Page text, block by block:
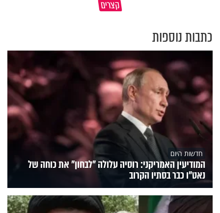
קצרים
כתבות נוספות
חדשות היום
המודיעין האמריקני: רוסיה עלולה "לבחון" את כוחה של
נאט"ו כבר בסתיו הקרוב